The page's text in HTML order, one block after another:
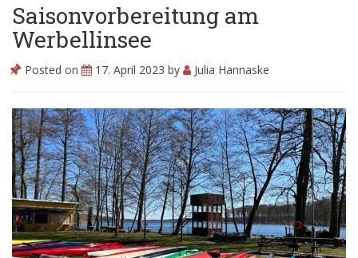
Videos
Fotos
Saisonvorbereitung am
Werbellinsee
Posted on 17. April 2023 by Julia Hannaske